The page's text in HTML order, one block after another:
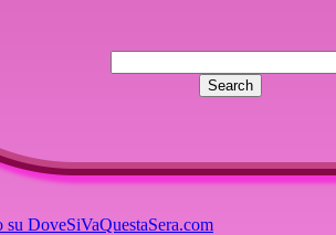
DoveSiVaQuestaSera.com